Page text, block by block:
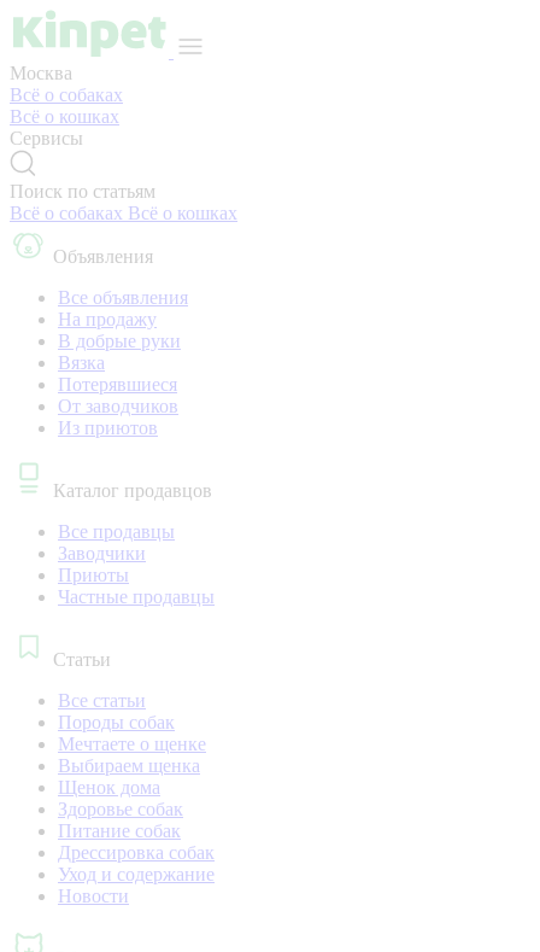
Москва
Всё о собаках
Всё о кошках
Сервисы
Поиск по статьям
Всё о собаках Всё о кошках
Объявления
Все объявления
На продажу
В добрые руки
Вязка
Потерявшиеся
От заводчиков
Из приютов
Каталог продавцов
Все продавцы
Заводчики
Приюты
Частные продавцы
Статьи
Все статьи
Породы собак
Мечтаете о щенке
Выбираем щенка
Щенок дома
Здоровье собак
Питание собак
Дрессировка собак
Уход и содержание
Новости